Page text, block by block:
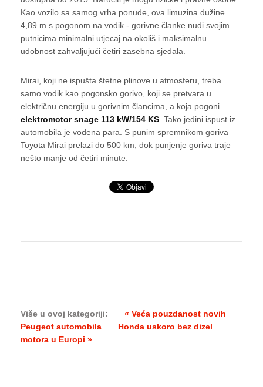
Kao vozilo sa samog vrha ponude, ova limuzina dužine
4,89 m s pogonom na vodik - gorivne članke nudi svojim
putnicima minimalni utjecaj na okoliš i maksimalnu
udobnost zahvaljujući četiri zasebna sjedala.
Mirai, koji ne ispušta štetne plinove u atmosferu, treba
samo vodik kao pogonsko gorivo, koji se pretvara u
električnu energiju u gorivnim člancima, a koja pogoni
elektromotor snage 113 kW/154 KS . Tako jedini ispust iz
automobila je vodena para. S punim spremnikom goriva
Toyota Mirai prelazi do 500 km, dok punjenje goriva traje
nešto manje od četiri minute.
Više u ovoj kategoriji:
« Veća pouzdanost novih
Peugeot automobila
Honda uskoro bez dizel
motora u Europi »